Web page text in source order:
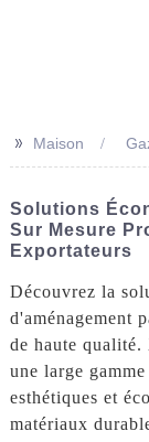
>> Maison
Solutions
Sur Mesure
Exportateurs
Découvrez la
d'aménagement
de haute
une large
esthétiques et
matériaux